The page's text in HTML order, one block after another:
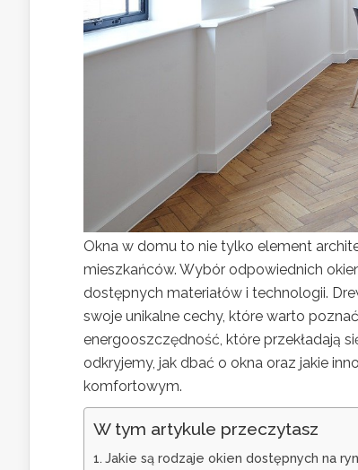
Okna w domu to nie tylko element
mieszkańców. Wybór odpowiednich
dostępnych materiałów i technologii.
swoje unikalne cechy, które warto
energooszczędność, które przekładają
odkryjemy, jak dbać o okna oraz jakie
komfortowym.
W tym artykule przeczytasz
Jakie są rodzaje okien dostępnych na